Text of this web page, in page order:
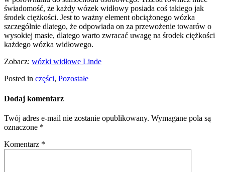
świadomość, że każdy wózek widłowy posiada coś takiego jak
środek ciężkości. Jest to ważny element obciążonego wózka
szczególnie dlatego, że odpowiada on za przewożenie towarów o
wysokiej masie, dlatego warto zwracać uwagę na środek ciężkości
każdego wózka widłowego.
Zobacz: wózki widłowe Linde
Posted in części, Pozostałe
Dodaj komentarz
Twój adres e-mail nie zostanie opublikowany. Wymagane pola są
oznaczone *
Komentarz *